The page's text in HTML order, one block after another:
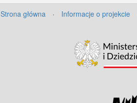
Strona główna · Informacje o projekcie